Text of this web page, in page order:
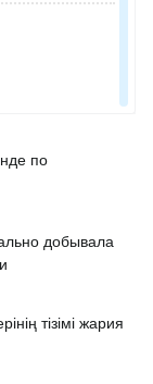
по
добывала
тізімі жария